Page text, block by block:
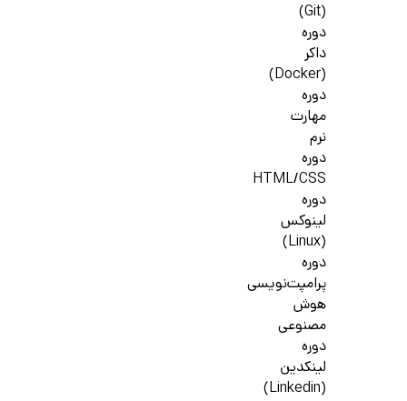
(Git)
دوره
داکر
(Docker)
دوره
مهارت
نرم
دوره
HTML/CSS
دوره
لینوکس
(Linux)
دوره
پرامپت‌نویسی
هوش
مصنوعی
دوره
لینکدین
(Linkedin)